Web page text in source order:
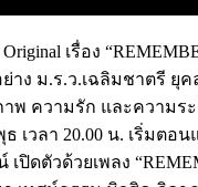
เรื่อง
าง ม.ร.ว.เฉลิมชาตรี
าพ ความรัก และควา
เวลา 20.00 น. เริ่มต
ดตัวด้วยเพลง